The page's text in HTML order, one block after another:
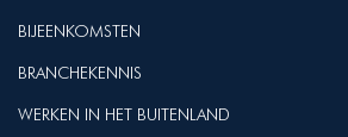
BIJEENKOMSTEN
BRANCHEKENNIS
WERKEN IN HET BUITENLAND